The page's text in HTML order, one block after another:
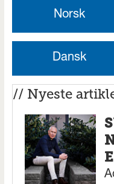
Norsk
Dansk
// Nyeste